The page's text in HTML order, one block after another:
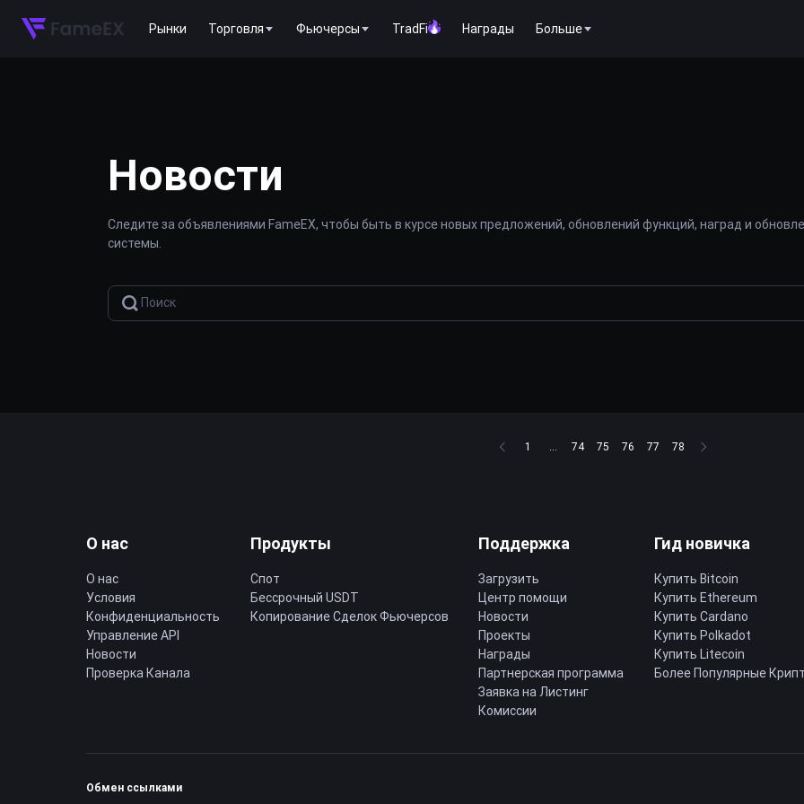
Рынки Торговля Фьючерсы TradFi Награды Больше
Новости
Следите за объявлениями FameEX, чтобы быть в курсе новых предложений, обновлений функций, наград и
системы.
1 ... 74 75 76 77 78
О нас
О нас
Условия
Конфиденциальность
Управление API
Новости
Проверка Канала
Продукты
Спот
Бессрочный USDT
Копирование Cделок Фьючерсов
Поддержка
Загрузить
Центр помощи
Новости
Проекты
Награды
Партнерская программа
Заявка на Листинг
Комиссии
Гид новичка
Купить Bitcoin
Купить Ethereum
Купить Cardano
Купить Polkadot
Купить Litecoin
Более Популярные
Обмен ссылками